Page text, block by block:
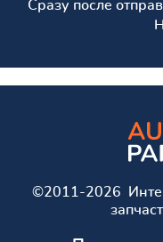
Сразу после
©2011-2026